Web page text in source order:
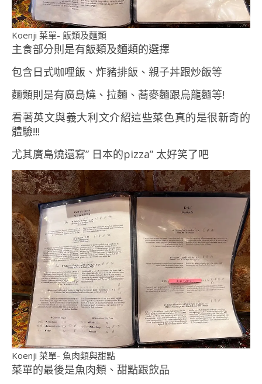
Koenji 菜單- 飯類及麵類
主食部分則是有飯類及麵類的選擇
包含日式咖哩飯、炸豬排飯、親子丼跟炒飯等
麵類則是有廣島燒、拉麵、蕎麥麵跟烏龍麵等!
看著英文與義大利文介紹這些菜色真的是很新奇的
體驗!!!
尤其廣島燒還寫” 日本的pizza” 太好笑了吧
Koenji 菜單- 魚肉類與甜點
菜單的最後是魚肉類、甜點跟飲品